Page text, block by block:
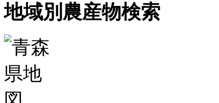
地域別農産物検索